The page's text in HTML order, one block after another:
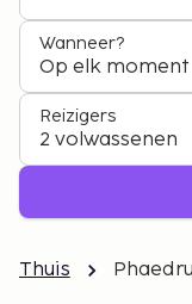
Wanneer?
Op elk moment
Reizigers
2 volwassenen
Thuis